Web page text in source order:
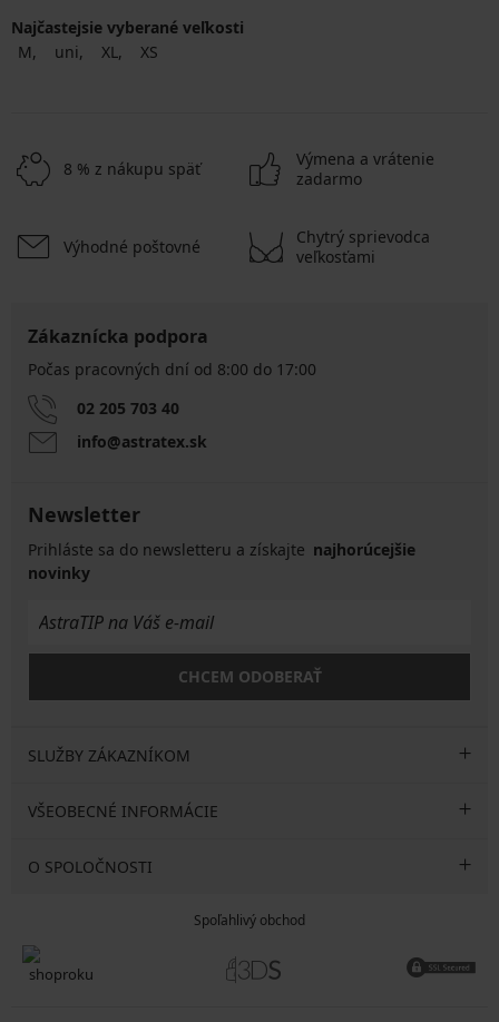
Najčastejsie vyberané veľkosti
M
uni XL XS
8 % z nákupu späť
Výmena a vrátenie
zadarmo
Výhodné poštovné
Chytrý sprievodca
veľkosťami
Zákaznícka podpora
Počas pracovných dní od 8:00 do 17:00
02 205 703 40
info@astratex.sk
Newsletter
Prihláste sa do newsletteru a získajte najhorúcejšie
novinky
CHCEM ODOBERAŤ
SLUŽBY ZÁKAZNÍKOM
VŠEOBECNÉ INFORMÁCIE
O SPOLOČNOSTI
Spoľahlivý obchod